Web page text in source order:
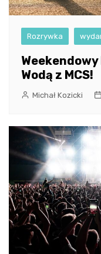
Rozrywka
Wodą z MCS!
Michał Kozicki